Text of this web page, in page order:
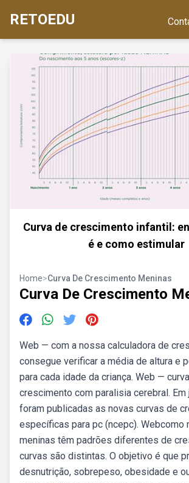
RETOEDU
Curva de crescimento infantil:
é e como estimular
Home>Curva De Crescimento Meninas
Curva De Crescimento
Web — com a nossa calculadora de
consegue verificar a média de altura e
para cada idade da criança. Web —
crescimento com paralisia cerebral. Em
foram publicadas as novas curvas de
específicas para pc (ncepc). Webcomo
meninas têm padrões diferentes de
curvas são distintas. O objetivo é que
desnutrição, sobrepeso, obesidade e